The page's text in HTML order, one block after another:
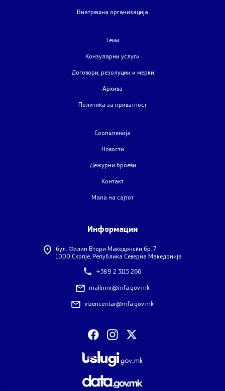
Договори, резолуции и мерки
Меѓународни договори
Рестриктивни мерки
COVID-19 Протоколи
Информации од јавен карактер
Внатрешна организација
Теми
Конзуларни услуги
Договори, резолуции и мерки
Архива
Политика за приватност
Соопштенија
Новости
Дежурни броеви
Контакт
Мапа на сајтот
Информации
бул. Филип Втори Македонски бр. 7
1000 Скопје, Република Северна Македонија
+389 2 3115 266
mailmnr@mfa.gov.mk
vizencentar@mfa.gov.mk